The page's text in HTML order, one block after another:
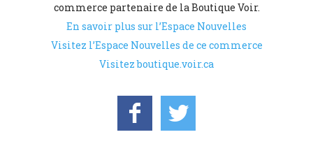
commerce partenaire de la Boutique Voir.
En savoir plus sur l’Espace Nouvelles
Visitez l’Espace Nouvelles de ce commerce
Visitez boutique.voir.ca